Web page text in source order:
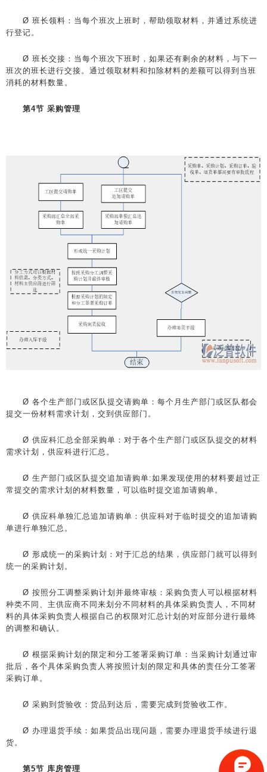
Ø 班长领料：当每个班次上班时，帮助领取材料，并通过系统进
行登记。
Ø 班长交接：当每个班次下班时，如果还有剩余的材料，与下一
班次的班长进行交接。通过领取材料和扣除材料的差额可以得到当班
消耗的材料数量。
第4节 采购管理
Ø 各个生产部门或区队提交请购单：每个月生产部门或区队都会
提交一份材料需求计划，交到供应部门。
Ø 供应科汇总全部采购单：对于各个生产部门或区队提交的材料
需求计划，供应科进行汇总。
Ø 生产部门或区队提交追加请购单:如果发现使用的材料要超过正
常提交的需求计划的材料数量，可以临时提交追加请购单。
Ø 供应科单独汇总追加请购单：供应科对于临时提交的追加请购
单进行单独汇总。
Ø 形成统一的采购计划：对于汇总的结果，供应部门就可以得到
统一的采购计划。
Ø 按照分工调整采购计划并最终审核：采购负责人可以根据材料
种类不同、主供应商不同来划分不同材料的具体采购负责人，不同材
料的具体采购负责人根据自己的权限对汇总计划的对应部分进行最终
的调整和确认。
Ø 根据采购计划的限定和分工签署采购订单：当采购计划通过审
批后，各个具体采购负责人将按照计划的限定和具体的责任分工签署
采购订单。
Ø 采购到货验收：货品到达后，需要完成到货验收工作。
Ø 办理退货手续：如果货品出现问题，需要办理退货手续进行退
货。
第5节 库房管理